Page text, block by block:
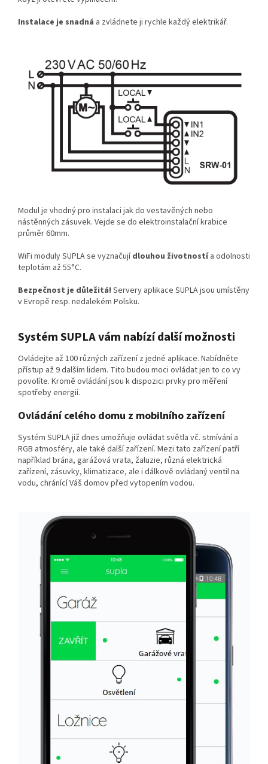
Instalace je snadná a zvládnete ji rychle každý elektrikář.
Modul je vhodný pro instalaci jak do vestavěných nebo
nástěnných zásuvek. Vejde se do elektroinstalační krabice
průměr 60mm.
WiFi moduly SUPLA se vyznačujídlouhou životnostía odolnosti
teplotám až 55°C.
Bezpečnost je důležitá! Servery aplikace SUPLA jsou umístěny
v Evropě resp. nedalekém Polsku.
Systém SUPLA vám nabízí další možnosti
Ovládejte až 100 různých zařízení z jedné aplikace. Nabídněte
přístup až 9 dalším lidem. Tito budou moci ovládat jen to co vy
povolíte. Kromě ovládání jsou k dispozici prvky pro měření
spotřeby energií.
Ovládání celého domu z mobilního zařízení
Systém SUPLA již dnes umožňuje ovládat světla vč. stmívání a
RGB atmosféry, ale také další zařízení. Mezi tato zařízení patří
například brána, garážová vrata, žaluzie, různá elektrická
zařízení, zásuvky, klimatizace, ale i dálkově ovládaný ventil na
vodu, chránící Váš domov před vytopením vodou.